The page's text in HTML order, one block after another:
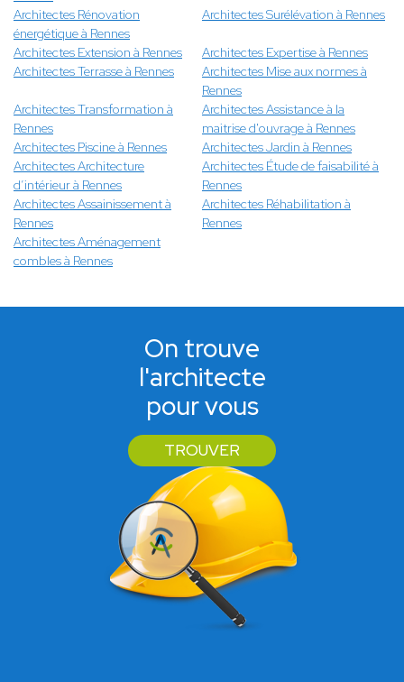
Architectes Rénovation
énergétique à Rennes
Architectes Surélévation à Rennes
Architectes Extension à Rennes
Architectes Expertise à Rennes
Architectes Terrasse à Rennes
Architectes Mise aux normes à
Rennes
Architectes Transformation à
Rennes
Architectes Assistance à la
maitrise d'ouvrage à Rennes
Architectes Piscine à Rennes
Architectes Jardin à Rennes
Architectes Architecture
d’intérieur à Rennes
Architectes Étude de faisabilité à
Rennes
Architectes Assainissement à
Rennes
Architectes Réhabilitation à
Rennes
Architectes Aménagement
combles à Rennes
On trouve
l'architecte
pour vous
TROUVER